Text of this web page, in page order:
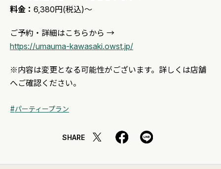
料金： 6,380円(税込)～
ご予約・詳細はこちらから →
https://umauma-kawasaki.owst.jp/
※内容は変更となる可能性がございます。詳しくは店舗
へご確認ください。
パーティープラン
SHARE